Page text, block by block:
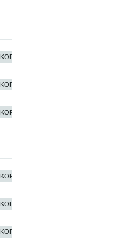
KOPIER
KOPIER
KOPIER
KOPIER
KOPIER
KOPIER